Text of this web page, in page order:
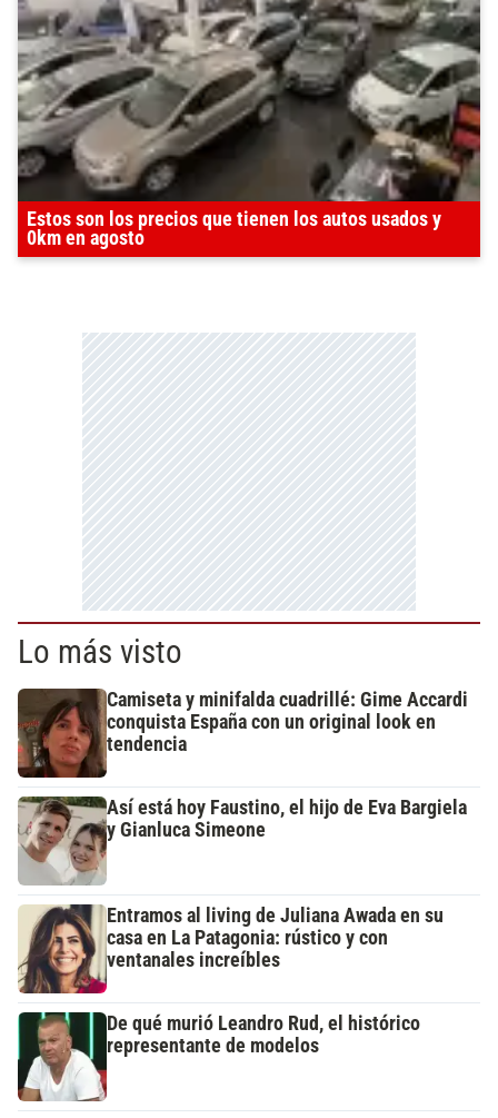
Estos son los precios que tienen los autos usados y
0km en agosto
Lo más visto
Camiseta y minifalda cuadrillé: Gime Accardi
conquista España con un original look en
tendencia
Así está hoy Faustino, el hijo de Eva Bargiela
y Gianluca Simeone
Entramos al living de Juliana Awada en su
casa en La Patagonia: rústico y con
ventanales increíbles
De qué murió Leandro Rud, el histórico
representante de modelos